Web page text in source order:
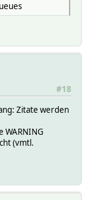
#18
Zitate werden
WARNING
(vmtl.